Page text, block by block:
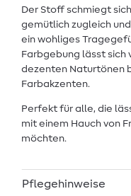
Der Stoff schmiegt
gemütlich zugleich
ein wohliges
Farbgebung lässt sich
dezenten Naturtönen
Farbakzenten.
Perfekt für alle, die
mit einem Hauch von
möchten.
Pflegehinweise